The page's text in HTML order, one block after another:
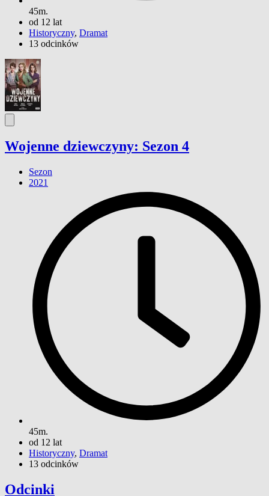
45m.
od 12 lat
Historyczny, Dramat
13 odcinków
Wojenne dziewczyny: Sezon 4
Sezon
2021
45m.
od 12 lat
Historyczny, Dramat
13 odcinków
Odcinki